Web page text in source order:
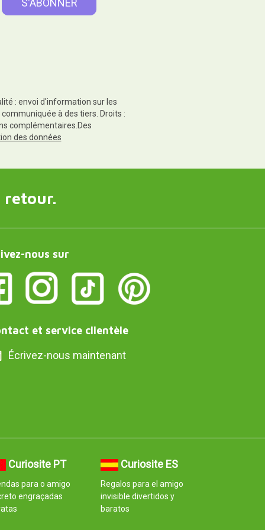
: envoi d'information sur les
à des tiers. Droits :
complémentaires.Des
des données
retour.
nous sur
et service clientèle
Écrivez-nous maintenant
Curiosite PT
para o amigo
engraçadas
Curiosite ES
Regalos para el amigo
invisible divertidos y
baratos